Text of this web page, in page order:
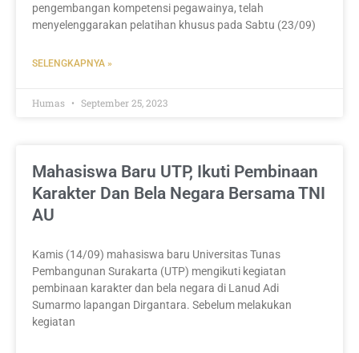
pengembangan kompetensi pegawainya, telah
menyelenggarakan pelatihan khusus pada Sabtu (23/09)
SELENGKAPNYA »
Humas September 25, 2023
Mahasiswa Baru UTP, Ikuti Pembinaan
Karakter Dan Bela Negara Bersama TNI
AU
Kamis (14/09) mahasiswa baru Universitas Tunas
Pembangunan Surakarta (UTP) mengikuti kegiatan
pembinaan karakter dan bela negara di Lanud Adi
Sumarmo lapangan Dirgantara. Sebelum melakukan
kegiatan